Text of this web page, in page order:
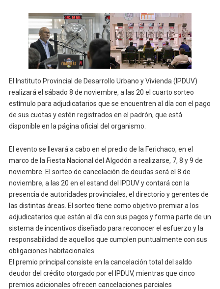
El Instituto Provincial de Desarrollo Urbano y Vivienda (IPDUV)
realizará el sábado 8 de noviembre, a las 20 el cuarto sorteo
estímulo para adjudicatarios que se encuentren al día con el pago
de sus cuotas y estén registrados en el padrón, que está
disponible en la página oficial del organismo.
El evento se llevará a cabo en el predio de la Ferichaco, en el
marco de la Fiesta Nacional del Algodón a realizarse, 7, 8 y 9 de
noviembre. El sorteo de cancelación de deudas será el 8 de
noviembre, a las 20 en el estand del IPDUV y contará con la
presencia de autoridades provinciales, el directorio y gerentes de
las distintas áreas. El sorteo tiene como objetivo premiar a los
adjudicatarios que están al día con sus pagos y forma parte de un
sistema de incentivos diseñado para reconocer el esfuerzo y la
responsabilidad de aquellos que cumplen puntualmente con sus
obligaciones habitacionales.
El premio principal consiste en la cancelación total del saldo
deudor del crédito otorgado por el IPDUV, mientras que cinco
premios adicionales ofrecen cancelaciones parciales